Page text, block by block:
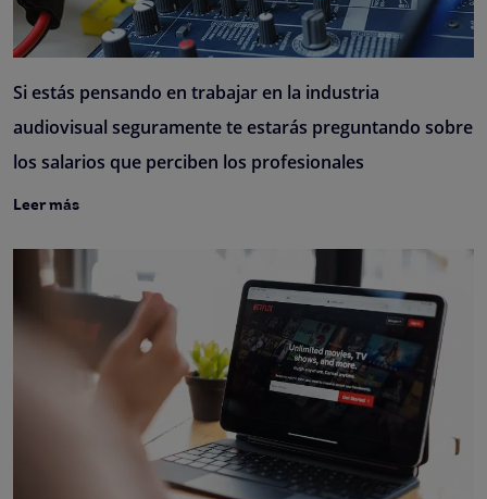
Si estás pensando en trabajar en la industria
audiovisual seguramente te estarás preguntando sobre
los salarios que perciben los profesionales
Leer más